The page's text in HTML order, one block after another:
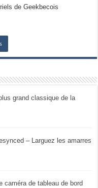
de Geekbecois
grand classique de la
– Larguez les amarres
caméra de tableau de bord